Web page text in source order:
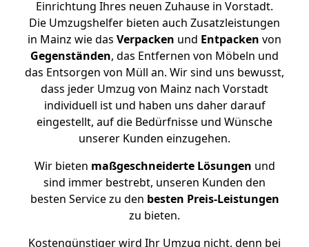
Einrichtung Ihres neuen Zuhause in Vorstadt.
Die Umzugshelfer bieten auch Zusatzleistungen
in Mainz wie das Verpacken und Entpacken von
Gegenständen, das Entfernen von Möbeln und
das Entsorgen von Müll an. Wir sind uns bewusst,
dass jeder Umzug von Mainz nach Vorstadt
individuell ist und haben uns daher darauf
eingestellt, auf die Bedürfnisse und Wünsche
unserer Kunden einzugehen.
Wir bieten maßgeschneiderte Lösungen und
sind immer bestrebt, unseren Kunden den
besten Service zu den besten Preis-Leistungen
zu bieten.
Kostengünstiger wird Ihr Umzug nicht, denn bei